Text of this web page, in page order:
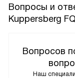
Вопросы и
Kuppersberg
Вопросов
Наш